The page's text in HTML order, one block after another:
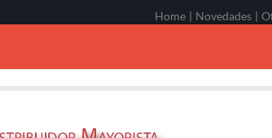
Home | Novedades |